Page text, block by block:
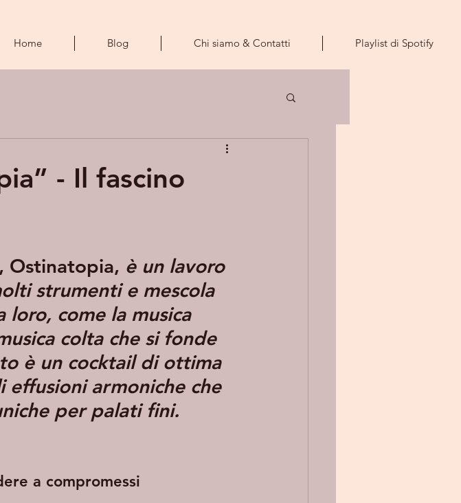
Home Blog Chi siamo & Contatti Playlist di Spotify
- Il fascino
Ostinatopia, è un lavoro
strumenti e mescola
come la musica
colta che si fonde
è un cocktail di ottima
effusioni armoniche che
per palati fini.
a compromessi